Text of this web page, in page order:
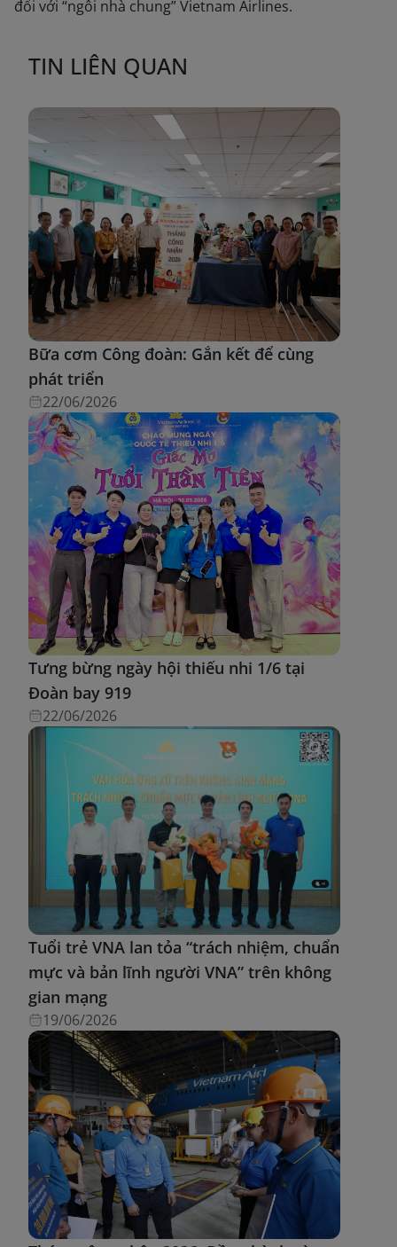
đối với “ngôi nhà chung” Vietnam Airlines.
TIN LIÊN QUAN
Bữa cơm Công đoàn: Gắn kết để cùng
phát triển
22/06/2026
Tưng bừng ngày hội thiếu nhi 1/6 tại
Đoàn bay 919
22/06/2026
Tuổi trẻ VNA lan tỏa “trách nhiệm, chuẩn
mực và bản lĩnh người VNA” trên không
gian mạng
19/06/2026